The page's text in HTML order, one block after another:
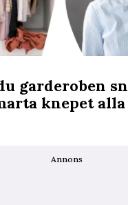
garderoben
knepet
Annons